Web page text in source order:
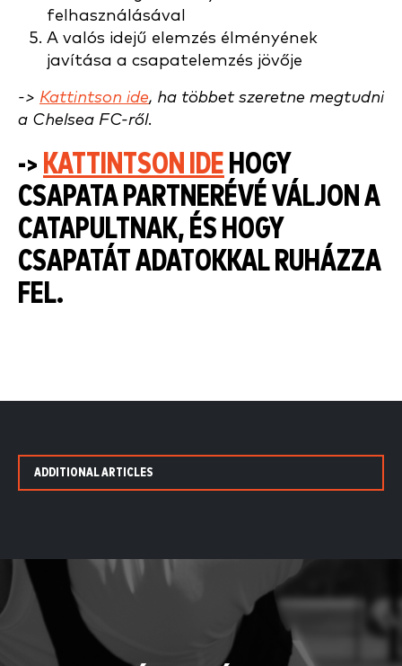
felhasználásával
A valós idejű elemzés élményének
javítása a csapatelemzés jövője
-> Kattintson ide, ha többet szeretne megtudni
a Chelsea FC-ről.
-> KATTINTSON IDE HOGY
CSAPATA PARTNERÉVÉ VÁLJON A
CATAPULTNAK, ÉS HOGY
CSAPATÁT ADATOKKAL RUHÁZZA
FEL.
ADDITIONAL ARTICLES